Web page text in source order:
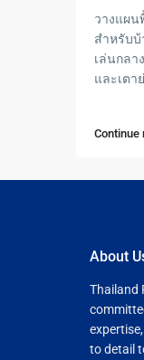
วางแผ
สำหรับ
เล่นกลา
และเตา
Continue
About
Thailand
to detail